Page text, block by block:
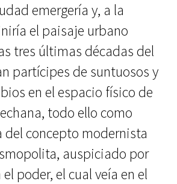
emergería y, a la
el paisaje ur­bano
tres últimas dé­cadas del
partícipes de suntuosos y
en el espacio físico de
todo ello como
del concepto modernista
auspiciado por
poder, el cual veía en el